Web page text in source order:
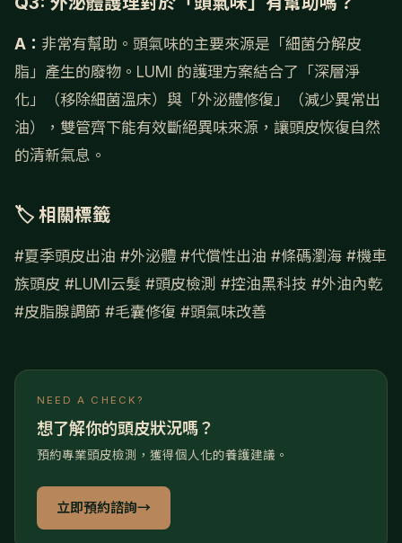
A： 非常有幫助。頭氣味的主要來源是「細菌分解皮
脂」產生的廢物。LUMI 的護理方案結合了「深層淨
化」（移除細菌溫床）與「外泌體修復」（減少異常出
油），雙管齊下能有效斷絕異味來源，讓頭皮恢復自然
的清新氣息。
🏷 相關標籤
#夏季頭皮出油 #外泌體 #代償性出油 #條碼瀏海 #機車
族頭皮 #LUMI云髮 #頭皮檢測 #控油黑科技 #外油內乾
#皮脂腺調節 #毛囊修復 #頭氣味改善
NEED A CHECK?
想了解你的頭皮狀況嗎？
預約專業頭皮檢測，獲得個人化的養護建議。
立即預約諮詢→